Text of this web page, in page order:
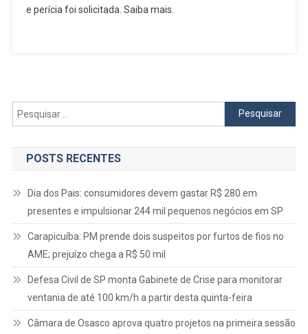
e perícia foi solicitada. Saiba mais.
Pesquisar
por:
POSTS RECENTES
Dia dos Pais: consumidores devem gastar R$ 280 em
presentes e impulsionar 244 mil pequenos negócios em SP
Carapicuíba: PM prende dois suspeitos por furtos de fios no
AME; prejuízo chega a R$ 50 mil
Defesa Civil de SP monta Gabinete de Crise para monitorar
ventania de até 100 km/h a partir desta quinta-feira
Câmara de Osasco aprova quatro projetos na primeira sessão